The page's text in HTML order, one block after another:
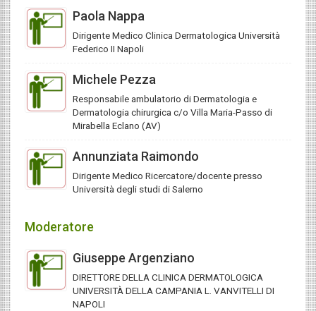
Paola Nappa
Dirigente Medico Clinica Dermatologica Università
Federico II Napoli
Michele Pezza
Responsabile ambulatorio di Dermatologia e
Dermatologia chirurgica c/o Villa Maria-Passo di
Mirabella Eclano (AV)
Annunziata Raimondo
Dirigente Medico Ricercatore/docente presso
Università degli studi di Salerno
Moderatore
Giuseppe Argenziano
DIRETTORE DELLA CLINICA DERMATOLOGICA
UNIVERSITÀ DELLA CAMPANIA L. VANVITELLI DI
NAPOLI